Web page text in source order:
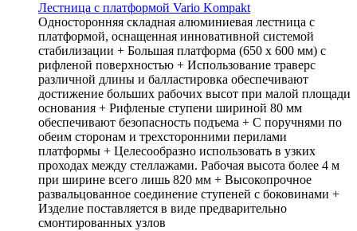
Лестница с платформой Vario Kompakt
Односторонняя складная алюминиевая лестница с
платформой, оснащенная инновативной системой
стабилизации + Большая платформа (650 x 600 мм) с
рифленой поверхностью + Использование траверс
различной длины и балластировка обеспечивают
достижение больших рабочих высот при малой площади
основания + Рифленые ступени шириной 80 мм
обеспечивают безопасность подъема + С поручнями по
обеим сторонам и трехсторонними перилами
платформы + Целесообразно использовать в узких
проходах между стеллажами. Рабочая высота более 4 м
при ширине всего лишь 820 мм + Высокопрочное
развальцованное соединение ступеней с боковинами +
Изделие поставляется в виде предварительно
смонтированных узлов